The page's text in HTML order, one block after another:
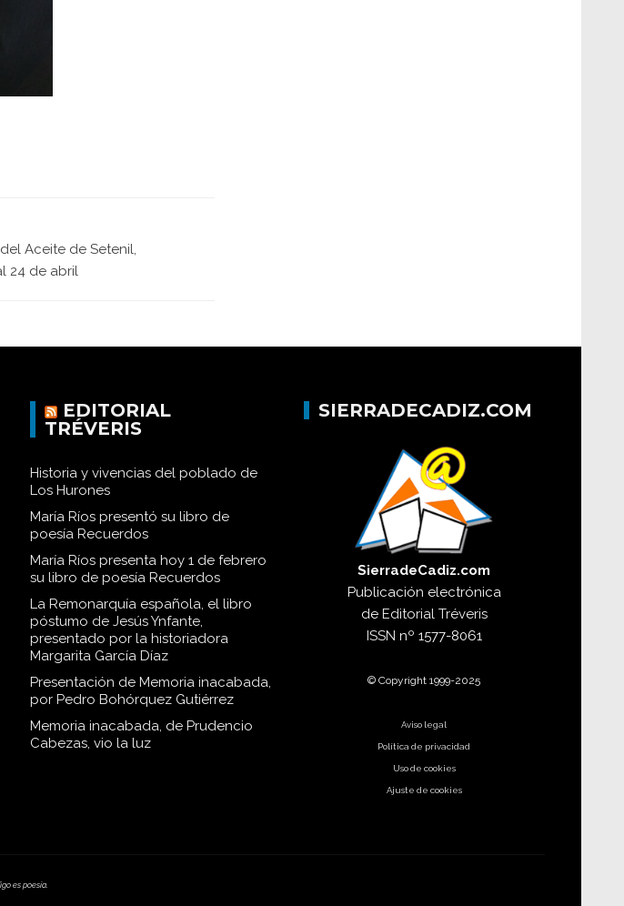
Aceite de Setenil,
24 de abril
EDITORIAL
TRÉVERIS
Historia y vivencias del poblado de
Los Hurones
María Ríos presentó su libro de
poesía Recuerdos
María Ríos presenta hoy 1 de febrero
su libro de poesía Recuerdos
La Remonarquía española, el libro
póstumo de Jesús Ynfante,
presentado por la historiadora
Margarita García Díaz
Presentación de Memoria inacabada,
por Pedro Bohórquez Gutiérrez
Memoria inacabada, de Prudencio
Cabezas, vio la luz
SIERRADECADIZ.COM
SierradeCadiz.com
Publicación electrónica
de Editorial Tréveris
ISSN nº 1577-8061
© Copyright 1999-2025
Aviso legal
Política de privacidad
Uso de cookies
Ajuste de cookies
es poesía.